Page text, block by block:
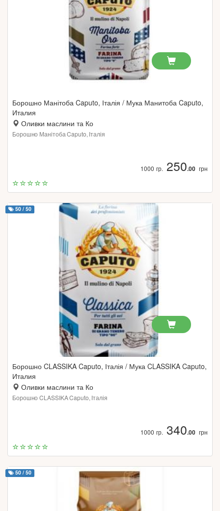
Борошно Манітоба Caputo, Італія / Мука Манитоба Caputo,
Италия
Оливки маслини та Ко
Борошно Манітоба Caputo, Італія
1000 гр. 250.00 грн
50 / 50
Борошно CLASSIKA Caputo, Італія / Мука CLASSIKA Caputo,
Италия
Оливки маслини та Ко
Борошно CLASSIKA Caputo, Італія
1000 гр. 340.00 грн
50 / 50